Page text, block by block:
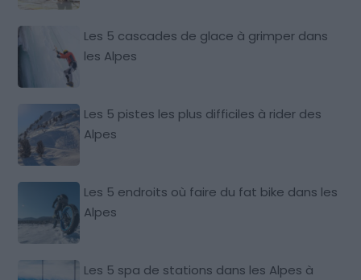
Les 5 cascades de glace à grimper dans
les Alpes
Les 5 pistes les plus difficiles à rider des
Alpes
Les 5 endroits où faire du fat bike dans les
Alpes
Les 5 spa de stations dans les Alpes à